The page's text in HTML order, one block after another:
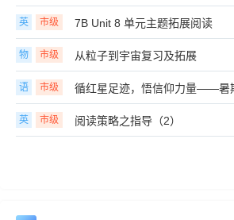
英 市级 7B Unit 8 单元主题拓展阅读
物 市级 从粒子到宇宙复习及拓展
语 市级 循红星足迹，悟信仰力量——暑
英 市级 阅读策略之指导（2）